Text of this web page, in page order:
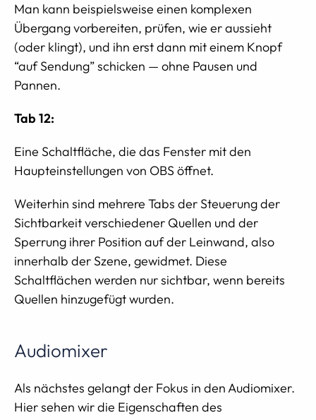
Man kann beispielsweise einen komplexen
Übergang vorbereiten, prüfen, wie er aussieht
(oder klingt), und ihn erst dann mit einem Knopf
“auf Sendung” schicken — ohne Pausen und
Pannen.
Tab 12:
Eine Schaltfläche, die das Fenster mit den
Haupteinstellungen von OBS öffnet.
Weiterhin sind mehrere Tabs der Steuerung der
Sichtbarkeit verschiedener Quellen und der
Sperrung ihrer Position auf der Leinwand, also
innerhalb der Szene, gewidmet. Diese
Schaltflächen werden nur sichtbar, wenn bereits
Quellen hinzugefügt wurden.
Audiomixer
Als nächstes gelangt der Fokus in den Audiomixer.
Hier sehen wir die Eigenschaften des